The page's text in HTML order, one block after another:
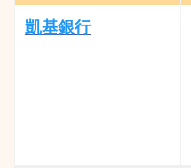
凱基銀行